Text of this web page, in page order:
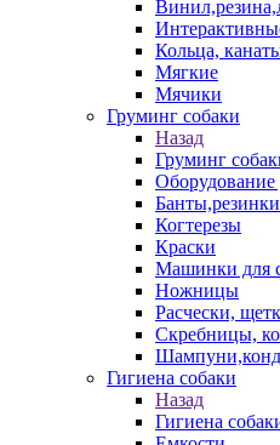
Кольца,
Мягкие
Мячики
Груминг собаки
Назад
Груминг
Оборудование
Банты,резинки
Когтерезы
Краски
Машинки для
Ножницы
Расчески,
Скребницы,
Гигиена собаки
Назад
Гигиена